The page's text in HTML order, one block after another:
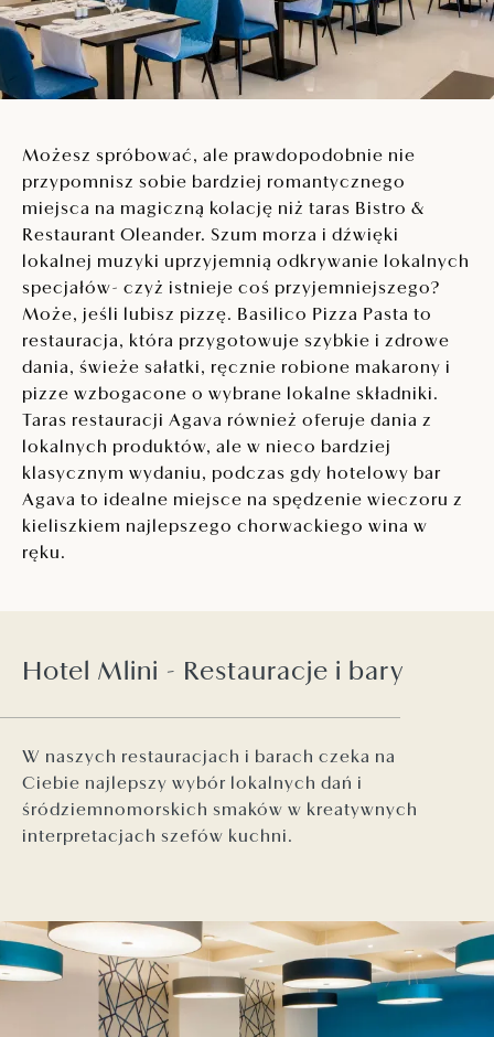
Możesz spróbować, ale prawdopodobnie nie
przypomnisz sobie bardziej romantycznego
miejsca na magiczną kolację niż taras Bistro &
Restaurant Oleander. Szum morza i dźwięki
lokalnej muzyki uprzyjemnią odkrywanie lokalnych
specjałów- czyż istnieje coś przyjemniejszego?
Może, jeśli lubisz pizzę. Basilico Pizza Pasta to
restauracja, która przygotowuje szybkie i zdrowe
dania, świeże sałatki, ręcznie robione makarony i
pizze wzbogacone o wybrane lokalne składniki.
Taras restauracji Agava również oferuje dania z
lokalnych produktów, ale w nieco bardziej
klasycznym wydaniu, podczas gdy hotelowy bar
Agava to idealne miejsce na spędzenie wieczoru z
kieliszkiem najlepszego chorwackiego wina w
ręku.
Hotel Mlini - Restauracje i bary
W naszych restauracjach i barach czeka na
Ciebie najlepszy wybór lokalnych dań i
śródziemnomorskich smaków w kreatywnych
interpretacjach szefów kuchni.